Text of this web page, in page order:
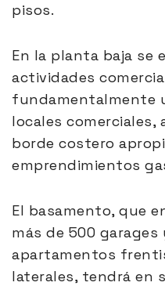
pisos.
En la planta baja
actividades
fundamentalmente
locales comerciales,
borde costero
emprendimientos
El basamento, que
más de 500
apartamentos
laterales, tendrá en